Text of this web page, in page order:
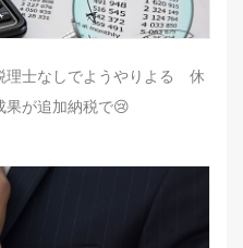
士なしでようやりよる 休
果が追加納税で😢